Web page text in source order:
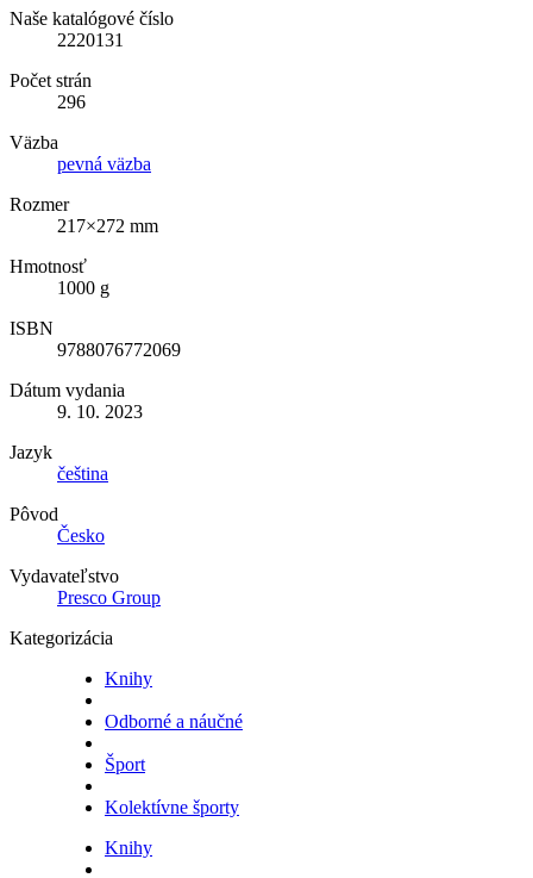
Naše katalógové číslo
2220131
Počet strán
296
Väzba
pevná väzba
Rozmer
217×272 mm
Hmotnosť
1000 g
ISBN
9788076772069
Dátum vydania
9. 10. 2023
Jazyk
čeština
Pôvod
Česko
Vydavateľstvo
Presco Group
Kategorizácia
Knihy
Odborné a náučné
Šport
Kolektívne športy
Knihy